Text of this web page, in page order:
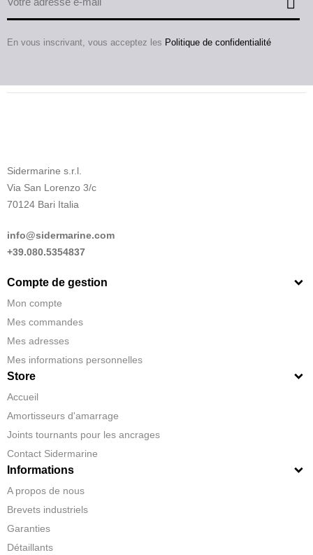
En vous inscrivant, vous acceptez les Politique de confidentialité
Sidermarine s.r.l.
Via San Lorenzo 3/c
70124 Bari Italia
info@sidermarine.com
+39.080.5354837
Compte de gestion
Mon compte
Mes commandes
Mes adresses
Mes informations personnelles
Store
Accueil
Amortisseurs d'amarrage
Joints tournants pour les ancrages
Contact Sidermarine
Informations
A propos de nous
Brevets industriels
Garanties
Détaillants